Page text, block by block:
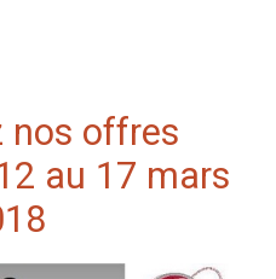
nos offres
au 17 mars